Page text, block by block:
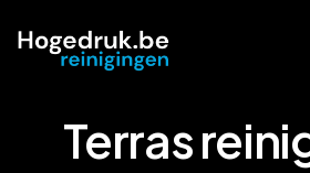
Terras